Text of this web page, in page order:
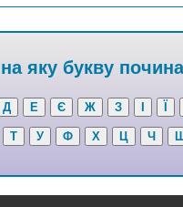
яку букву
Д Е Є Ж З
Т У Ф Х Ц Ч